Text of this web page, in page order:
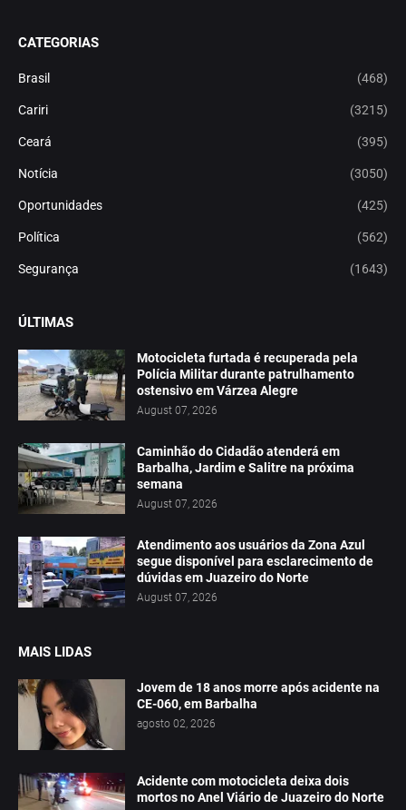
CATEGORIAS
Brasil (468)
Cariri (3215)
Ceará (395)
Notícia (3050)
Oportunidades (425)
Política (562)
Segurança (1643)
ÚLTIMAS
Motocicleta furtada é recuperada pela
Polícia Militar durante patrulhamento
ostensivo em Várzea Alegre
August 07, 2026
Caminhão do Cidadão atenderá em
Barbalha, Jardim e Salitre na próxima
semana
August 07, 2026
Atendimento aos usuários da Zona Azul
segue disponível para esclarecimento de
dúvidas em Juazeiro do Norte
August 07, 2026
MAIS LIDAS
Jovem de 18 anos morre após acidente na
CE-060, em Barbalha
agosto 02, 2026
Acidente com motocicleta deixa dois
mortos no Anel Viário de Juazeiro do Norte